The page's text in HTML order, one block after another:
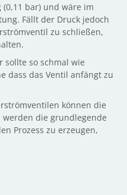
bar) und wäre im
Fällt der Druck jedoch
zu schließen,
sollte so schmal wie
dass das Ventil anfängt zu
können die
werden die grundlegende
Prozess zu erzeugen,